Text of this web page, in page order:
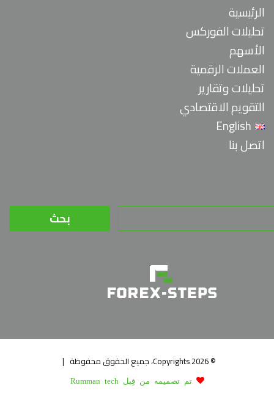
الرئيسية
تحليلات الفوركس
الأسهم
العملات الرقمية
تحليلات وتقارير
التقويم الاقتصادي
English
اتصل بنا
البحث
عن:
© Copyrights 2026، جميع الحقوق محفوظة |
تم تصميمه من قِبل Rumman tech